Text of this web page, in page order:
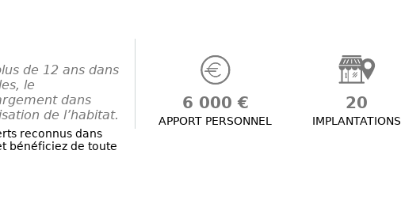
de 12 ans dans
le
dans
de l’habitat.
reconnus dans
bénéficiez de toute
6 000 €
APPORT PERSONNEL
20
IMPLANTATIONS